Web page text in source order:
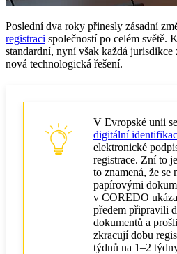
Poslední dva roky přinesly zásadní
registraci společností po celém světě.
standardní, nyní však každá
nová technologická řešení.
V Evropské unii
digitální
elektronické
registrace. Zní to
to znamená, že se
papírovými
v COREDO
předem připravili
dokumentů a
zkracují dobu
týdnů na 1–2